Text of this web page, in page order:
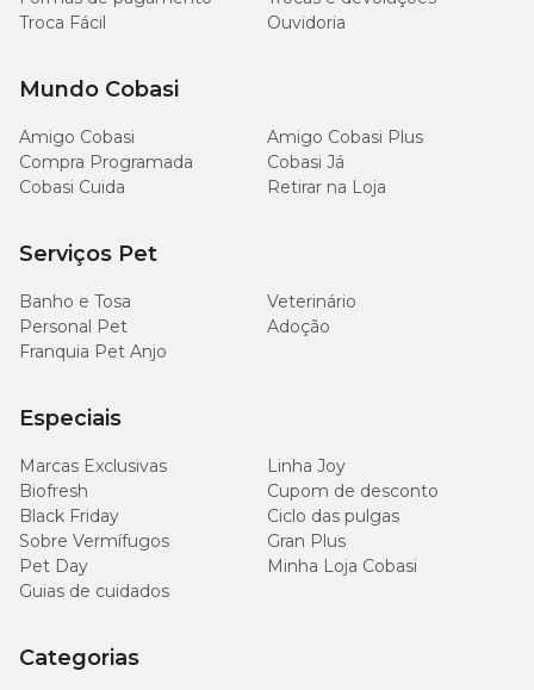
Troca Fácil
Ouvidoria
Mundo Cobasi
Amigo Cobasi
Amigo Cobasi Plus
Compra Programada
Cobasi Já
Cobasi Cuida
Retirar na Loja
Serviços Pet
Banho e Tosa
Veterinário
Personal Pet
Adoção
Franquia Pet Anjo
Especiais
Marcas Exclusivas
Linha Joy
Biofresh
Cupom de desconto
Black Friday
Ciclo das pulgas
Sobre Vermífugos
Gran Plus
Pet Day
Minha Loja Cobasi
Guias de cuidados
Categorias